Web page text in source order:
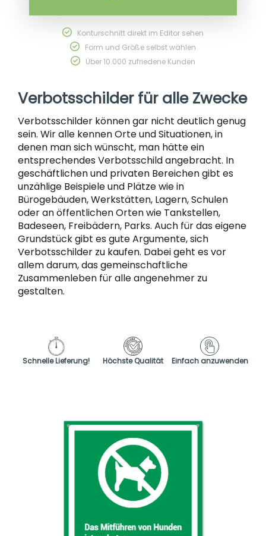
Konturschnitt direkt im Editor sehen
Form und Größe selbst wählen
Über 10.000 zufriedene Kunden
Verbotsschilder für alle Zwecke
Verbotsschilder können gar nicht deutlich genug
sein. Wir alle kennen Orte und Situationen, in
denen man sich wünscht, man hätte ein
entsprechendes Verbotsschild angebracht. In
geschäftlichen und privaten Bereichen gibt es
unzählige Beispiele und Plätze wie in
Bürogebäuden, Werkstätten, Lagern, Schulen
oder an öffentlichen Orten wie Tankstellen,
Badeseen, Freibädern, Parks. Auch für das eigene
Grundstück gibt es gute Argumente, sich
Verbotsschilder zu kaufen. Dabei geht es vor
allem darum, das gemeinschaftliche
Zusammenleben für alle angenehmer zu
gestalten.
Schnelle Lieferung! Höchste Qualität Einfach anzuwenden